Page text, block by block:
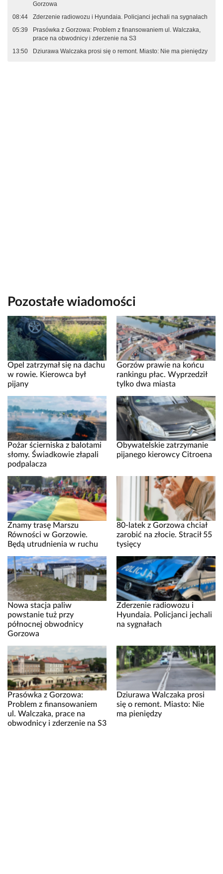
Gorzowa
08:44
Zderzenie radiowozu i Hyundaia. Policjanci jechali na sygnałach
05:39
Prasówka z Gorzowa: Problem z finansowaniem ul. Walczaka,
prace na obwodnicy i zderzenie na S3
13:50
Dziurawa Walczaka prosi się o remont. Miasto: Nie ma pieniędzy
Pozostałe wiadomości
Opel zatrzymał się na dachu
w rowie. Kierowca był
pijany
Gorzów prawie na końcu
rankingu płac. Wyprzedził
tylko dwa miasta
Pożar ścierniska z balotami
słomy. Świadkowie złapali
podpalacza
Obywatelskie zatrzymanie
pijanego kierowcy Citroena
Znamy trasę Marszu
Równości w Gorzowie.
Będą utrudnienia w ruchu
80-latek z Gorzowa chciał
zarobić na złocie. Stracił 55
tysięcy
Nowa stacja paliw
powstanie tuż przy
północnej obwodnicy
Gorzowa
Zderzenie radiowozu i
Hyundaia. Policjanci jechali
na sygnałach
Prasówka z Gorzowa:
Problem z finansowaniem
ul. Walczaka, prace na
obwodnicy i zderzenie na S3
Dziurawa Walczaka prosi
się o remont. Miasto: Nie
ma pieniędzy